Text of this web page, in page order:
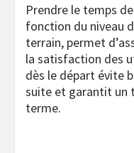
Prendre le temps
fonction du niveau
terrain, permet
la satisfaction des
dès le départ évite
suite et garantit un
terme.